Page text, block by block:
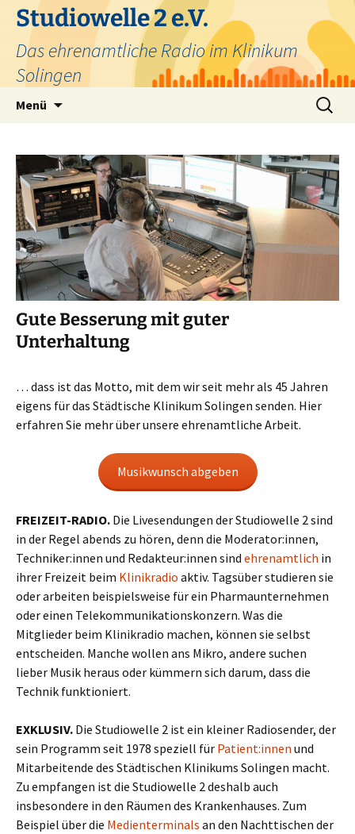
Zum
Inhalt
springen
Studiowelle 2 e.V.
Das ehrenamtliche Radio im Klinikum
Solingen
Menü
Suchen
nach:
Gute Besserung mit guter
Unterhaltung
… dass ist das Motto, mit dem wir seit mehr als 45 Jahren
eigens für das Städtische Klinikum Solingen senden. Hier
erfahren Sie mehr über unsere ehrenamtliche Arbeit.
Musikwunsch abgeben
FREIZEIT-RADIO. Die Livesendungen der Studiowelle 2 sind
in der Regel abends zu hören, denn die Moderator:innen,
Techniker:innen und Redakteur:innen sind ehrenamtlich in
ihrer Freizeit beim Klinikradio aktiv. Tagsüber studieren sie
oder arbeiten beispielsweise für ein Pharmaunternehmen
oder einen Telekommunikationskonzern. Was die
Mitglieder beim Klinikradio machen, können sie selbst
entscheiden. Manche wollen ans Mikro, andere suchen
lieber Musik heraus oder kümmern sich darum, dass die
Technik funktioniert.
EXKLUSIV. Die Studiowelle 2 ist ein kleiner Radiosender, der
sein Programm seit 1978 speziell für Patient:innen und
Mitarbeitende des Städtischen Klinikums Solingen macht.
Zu empfangen ist die Studiowelle 2 deshalb auch
insbesondere in den Räumen des Krankenhauses. Zum
Beispiel über die Medienterminals an den Nachttischen der